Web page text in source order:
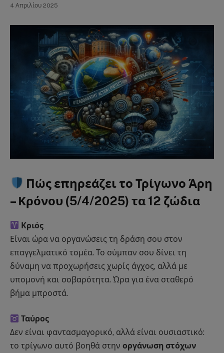
4 Απριλίου 2025
Πώς επηρεάζει το Τρίγωνο Άρη
– Κρόνου (5/4/2025) τα 12 ζώδια
Κριός
Είναι ώρα να οργανώσεις τη δράση σου στον
επαγγελματικό τομέα. Το σύμπαν σου δίνει τη
δύναμη να προχωρήσεις χωρίς άγχος, αλλά με
υπομονή και σοβαρότητα. Ώρα για ένα σταθερό
βήμα μπροστά.
Ταύρος
Δεν είναι φαντασμαγορικό, αλλά είναι ουσιαστικό:
το τρίγωνο αυτό βοηθά στην οργάνωση στόχων